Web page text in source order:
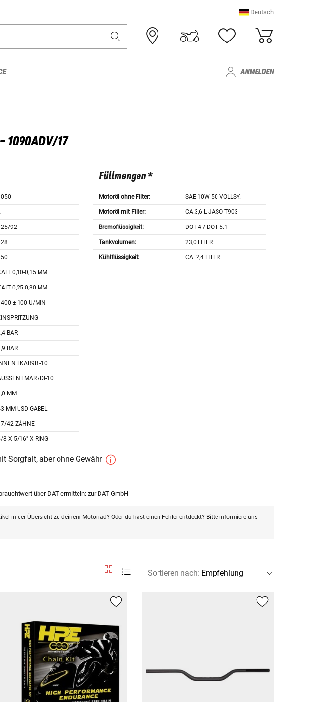
Deutsch
ANMELDEN
1090ADV/17
92
0,10-0,15 MM
0,25-0,30 MM
± 100 U/MIN
BAR
BAR
INNEN LKAR9BI-10
LMAR7DI-10
MM
MM USD-GABEL
42 ZÄHNE
8 X 5/16" X-RING
Füllmengen *
Motoröl ohne Filter: SAE 10W-50 VOLLSY.
Motoröl mit Filter: CA.3,6 L JASO T903
Bremsflüssigkeit: DOT 4 / DOT 5.1
Tankvolumen: 23,0 LITER
Kühlflüssigkeit: CA. 2,4 LITER
Sorgfalt, aber ohne Gewähr
über DAT ermitteln: zur DAT GmbH
in der Übersicht zu deinem Motorrad? Oder du hast einen Fehler entdeckt? Bitte informiere uns
Sortieren nach: